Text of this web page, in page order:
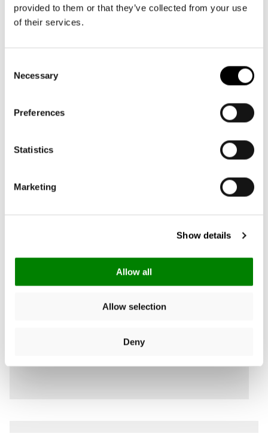
provided to them or that they’ve collected from your use
of their services.
Selection
Necessary
Preferences
Statistics
Marketing
Show details
Allow all
Allow selection
Deny
Avis Produit